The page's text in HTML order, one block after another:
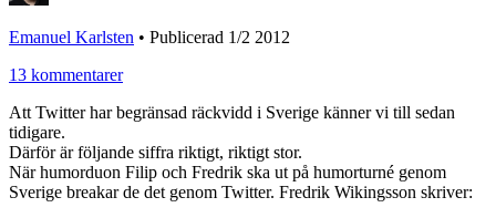
Emanuel Karlsten • Publicerad 1/2 2012
13 kommentarer
Att Twitter har begränsad räckvidd i Sverige känner vi till sedan
tidigare.
Därför är följande siffra riktigt, riktigt stor.
När humorduon Filip och Fredrik ska ut på humorturné genom
Sverige breakar de det genom Twitter. Fredrik Wikingsson skriver: